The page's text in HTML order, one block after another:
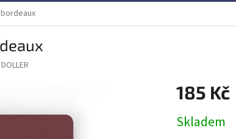
DOLLER
185 Kč
cena:
Skladem